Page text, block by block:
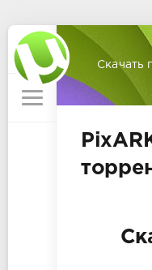
Скачать